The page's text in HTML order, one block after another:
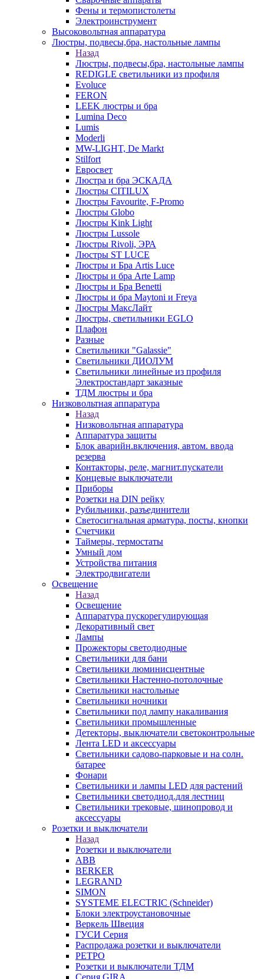
Фены и термопистолеты
Электроинструмент
Высоковольтная аппаратура
Люстры, подвесы,бра, настольные лампы
Назад
Люстры, подвесы,бра, настольные лампы
REDIGLE светильники из профиля
Evoluce
FERON
LEEK люстры и бра
Lumina Deco
Lumis
Moderli
MW-LIGHT, De Markt
Stilfort
Евросвет
Люстра и бра ЭСКАДА
Люстры CITILUX
Люстры Favourite, F-Promo
Люстры Globo
Люстры Kink Light
Люстры Lussole
Люстры Rivoli, ЭРА
Люстры ST LUCE
Люстры и Бра Artis Luce
Люстры и бра Arte Lamp
Люстры и Бра Benetti
Люстры и бра Maytoni и Freya
Люстры МаксЛайт
Люстры, светильники EGLO
Плафон
Разные
Светильники "Galassie"
Светильники ДИОЛУМ
Светильники линейные из профиля
Электростандарт заказные
ТДМ люстры и бра
Низковольтная аппаратура
Назад
Низковольтная аппаратура
Аппаратура защиты
Блок аварийн.включения, автом. ввода
резерва
Контакторы, реле, магнит.пускатели
Концевые выключатели
Приборы
Розетки на DIN рейку
Рубильники, разъединители
Светосигнальная арматура, посты, кнопки
Счетчики
Таймеры, термостаты
Умный дом
Устройства питания
Электродвигатели
Освещение
Назад
Освещение
Аппаратура пускорегулирующая
Декоративный свет
Лампы
Прожекторы светодиодные
Светильники для бани
Светильники люминисцентные
Светильники Настенно-потолочные
Светильники настольные
Светильники ночники
Светильники под лампу накаливания
Светильники промышленные
Детекторы, выключатели светоконтрольные
Лента LED и аксессуары
Светильники садово-парковые и на солн.
батарее
Фонари
Светильники и лампы LED для растений
Светильники светодиод.для лестниц
Светильники трековые, шинопровод и
аксессуары
Розетки и выключатели
Назад
Розетки и выключатели
ABB
BERKER
LEGRAND
SIMON
SYSTEME ELECTRIC (Schneider)
Блоки электроустановочные
Веркель Швеция
ГУСИ Серия
Распродажа розетки и выключатели
РЕТРО
Розетки и выключатели ТДМ